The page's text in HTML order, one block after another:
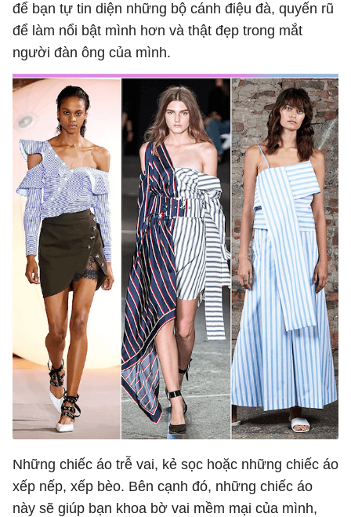
để bạn tự tin diện những bộ cánh điệu đà, quyến rũ
để làm nổi bật mình hơn và thật đẹp trong mắt
người đàn ông của mình.
Những chiếc áo trễ vai, kẻ sọc hoặc những chiếc áo
xếp nếp, xếp bèo. Bên cạnh đó, những chiếc áo
này sẽ giúp bạn khoa bờ vai mềm mại của mình,